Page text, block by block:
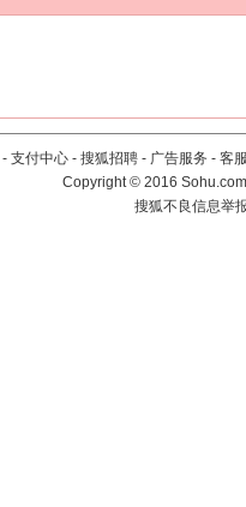
- 支付中心 - 搜狐招聘 - 广告服务 - 客
Copyright©2016
搜狐不良信息举